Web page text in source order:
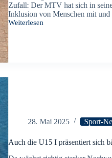
Zufall: Der MTV hat sich in
Inklusion von Menschen mit
Weiterlesen
Bewegung
trifft
Begegnung
28. Mai 2025 Sport-
Auch die U15 I präsentiert sich